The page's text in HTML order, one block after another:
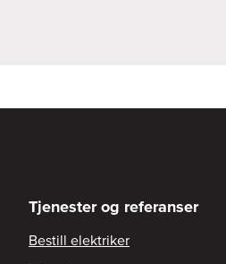
Tjenester og referanser
Bestill elektriker